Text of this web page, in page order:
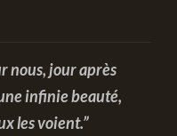
nous, jour après
infinie beauté,
les voient.”